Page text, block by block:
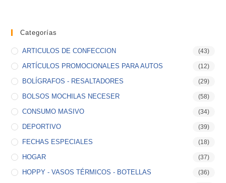
Categorías
ARTICULOS DE CONFECCION (43)
ARTÍCULOS PROMOCIONALES PARA AUTOS (12)
BOLÍGRAFOS - RESALTADORES (29)
BOLSOS MOCHILAS NECESER (58)
CONSUMO MASIVO (34)
DEPORTIVO (39)
FECHAS ESPECIALES (18)
HOGAR (37)
HOPPY - VASOS TÉRMICOS - BOTELLAS (36)